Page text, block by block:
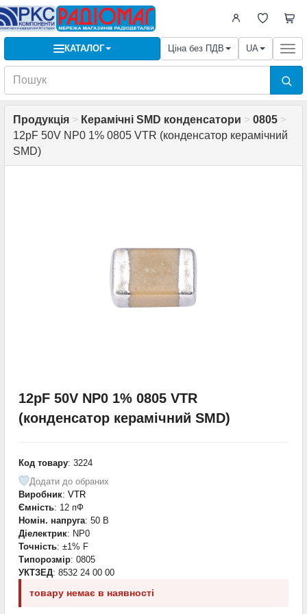
КАТАЛОГ Ціна без ПДВ UA
Продукція > Керамічні SMD конденсатори > 0805 >
12pF 50V NP0 1% 0805 VTR (конденсатор керамічний
SMD)
12pF 50V NP0 1% 0805 VTR
(конденсатор керамічний SMD)
Код товару: 3224
Додати до обраних
Виробник: VTR
Ємність: 12 пФ
Номін. напруга: 50 В
Діелектрик: NP0
Точність: ±1% F
Типорозмір: 0805
УКТЗЕД: 8532 24 00 00
товару немає в наявності